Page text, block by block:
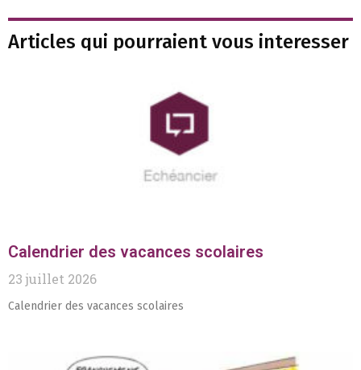
Articles qui pourraient vous interesser
Calendrier des vacances scolaires
23 juillet 2026
Calendrier des vacances scolaires